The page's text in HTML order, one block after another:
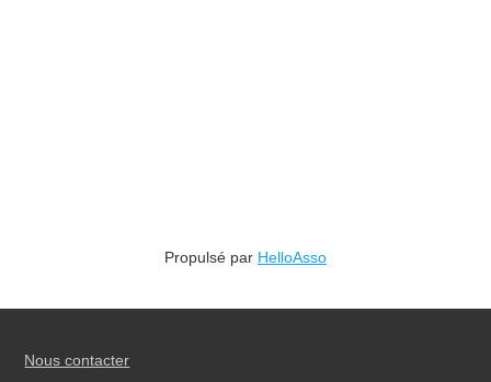
Propulsé par HelloAsso
Nous contacter